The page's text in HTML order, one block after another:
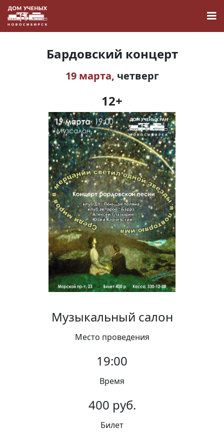
Наука
О Доме учёных
Виртуальный тур
Контакты
Вакансии
Бардовский концерт
19 марта, четверг
12+
Музыкальный салон
Место проведения
19:00
Время
400 руб.
Билет